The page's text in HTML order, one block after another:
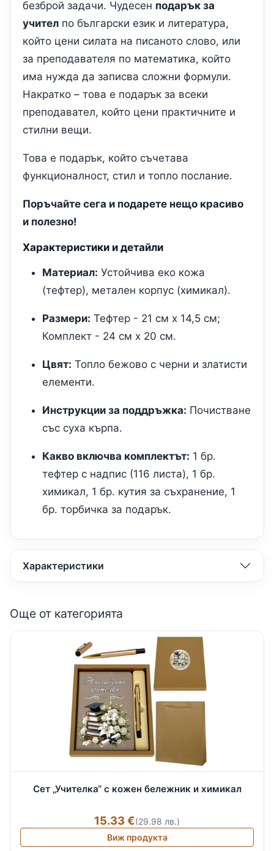
безброй задачи. Чудесен подарък за
учител по български език и литература,
който цени силата на писаното слово, или
за преподавателя по математика, който
има нужда да записва сложни формули.
Накратко – това е подарък за всеки
преподавател, който цени практичните и
стилни вещи.
Това е подарък, който съчетава
функционалност, стил и топло послание.
Поръчайте сега и подарете нещо красиво
и полезно!
Характеристики и детайли
Материал: Устойчива еко кожа
(тефтер), метален корпус (химикал).
Размери: Тефтер - 21 см х 14,5 см;
Комплект - 24 см х 20 см.
Цвят: Топло бежово с черни и златисти
елементи.
Инструкции за поддръжка: Почистване
със суха кърпа.
Какво включва комплектът: 1 бр.
тефтер с надпис (116 листа), 1 бр.
химикал, 1 бр. кутия за съхранение, 1
бр. торбичка за подарък.
Характеристики
Още от категорията
Сет „Учителка“ с кожен бележник и химикал
15.33 €(29.98 лв.)
Виж продукта